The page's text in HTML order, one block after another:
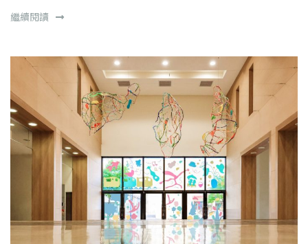
繼續閱讀